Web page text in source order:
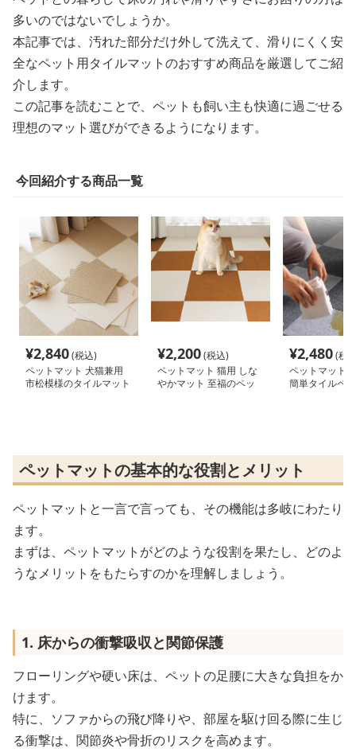
多いのではないでしょうか。
本記事では、汚れた部分だけ外して洗えて、滑りにくく安
全なペット用タイルマットのおすすめ商品を厳選してご紹
介します。
この記事を読むことで、ペットも飼い主も快適に過ごせる
理想のマット選びができるようになります。
今回紹介する商品一覧
¥2,840(税込)
ペットマット 犬猫兼用
市松模様のタイルマット
¥2,200(税込)
ペットマット 猫用 しな
やかマット 至福のペッ
¥2,480(税
ペットマット
簡単タイルペ
ペットマットの基本的な役割とメリット
ペットマットと一言で言っても、その機能は多岐にわたり
ます。
まずは、ペットマットがどのような役割を果たし、どのよ
うなメリットをもたらすのかを理解しましょう。
1. 床からの衝撃吸収と関節保護
フローリングや硬い床は、ペットの足腰に大きな負担をか
けます。
特に、ソファからの飛び降りや、部屋を駆け回る際に生じ
る衝撃は、関節炎や骨折のリスクを高めます。